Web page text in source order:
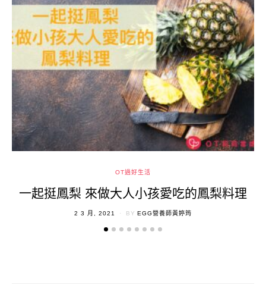
OT過好生活
一起挺鳳梨 來做大人小孩愛吃的鳳梨料理
POSTED
2 3 月, 2021 BY EGG營養師黃婷筠